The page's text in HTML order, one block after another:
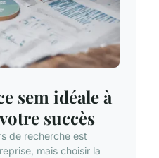
sem idéale à
succès
de recherche est
mais choisir la